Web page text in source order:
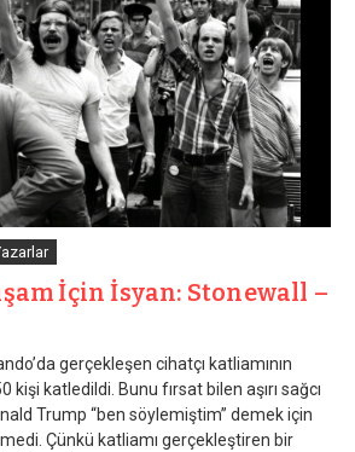
İçin İsyan: Stonewall –
gerçekleşen cihatçı katliamının
kişi katledildi. Bunu fırsat bilen aşırı sağcı
Trump “ben söylemiştim” demek için
Çünkü katliamı gerçekleştiren bir